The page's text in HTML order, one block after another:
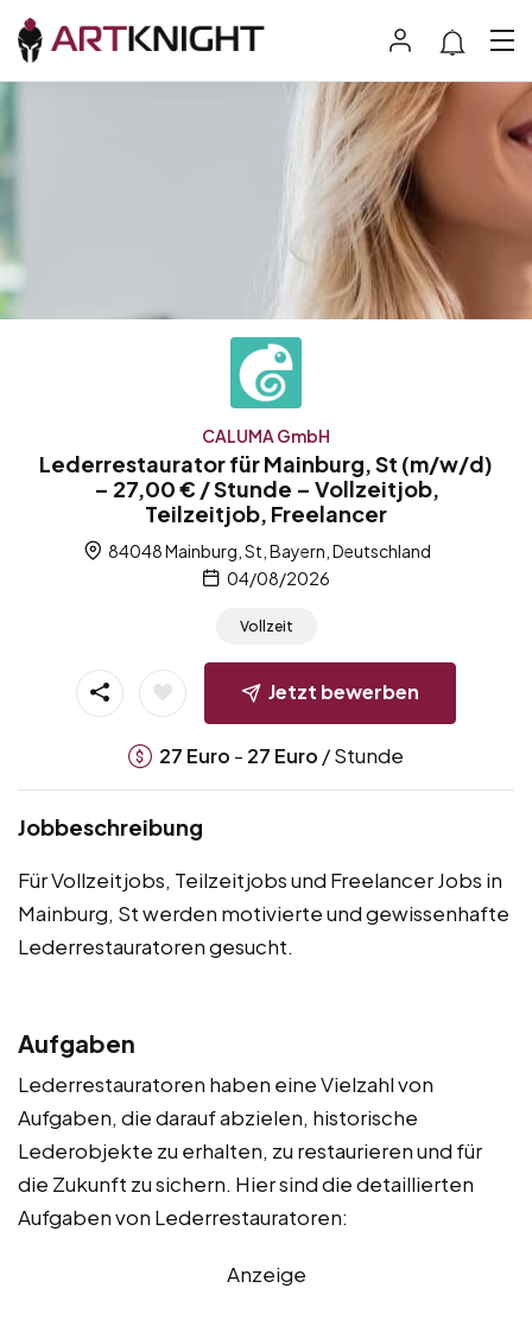
CALUMA GmbH
Lederrestaurator für Mainburg, St (m/w/d)
– 27,00 € / Stunde – Vollzeitjob,
Teilzeitjob, Freelancer
84048 Mainburg, St, Bayern, Deutschland
04/08/2026
Vollzeit
Jetzt bewerben
27 Euro - 27 Euro / Stunde
Jobbeschreibung
Für Vollzeitjobs, Teilzeitjobs und Freelancer Jobs in
Mainburg, St werden motivierte und gewissenhafte
Lederrestauratoren gesucht.
Aufgaben
Lederrestauratoren haben eine Vielzahl von
Aufgaben, die darauf abzielen, historische
Lederobjekte zu erhalten, zu restaurieren und für
die Zukunft zu sichern. Hier sind die detaillierten
Aufgaben von Lederrestauratoren:
Anzeige